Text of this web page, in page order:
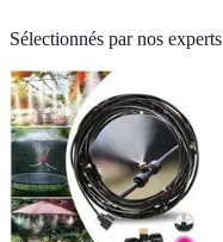
Sélectionnés par nos experts